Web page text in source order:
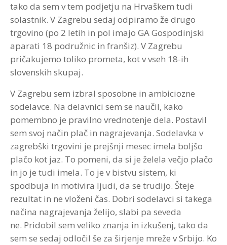
tako da sem v tem podjetju na Hrvaškem tudi
solastnik. V Zagrebu sedaj odpiramo že drugo
trgovino (po 2 letih in pol imajo GA Gospodinjski
aparati 18 podružnic in franšiz). V Zagrebu
pričakujemo toliko prometa, kot v vseh 18-ih
slovenskih skupaj.
V Zagrebu sem izbral sposobne in ambiciozne
sodelavce. Na delavnici sem se naučil, kako
pomembno je pravilno vrednotenje dela. Postavil
sem svoj način plač in nagrajevanja. Sodelavka v
zagrebški trgovini je prejšnji mesec imela boljšo
plačo kot jaz. To pomeni, da si je želela večjo plačo
in jo je tudi imela. To je v bistvu sistem, ki
spodbuja in motivira ljudi, da se trudijo. Šteje
rezultat in ne vloženi čas. Dobri sodelavci si takega
načina nagrajevanja želijo, slabi pa seveda
ne. Pridobil sem veliko znanja in izkušenj, tako da
sem se sedaj odločil še za širjenje mreže v Srbijo. Ko